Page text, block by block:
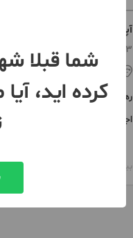
آپارتمان ۱۳۰ متر صفر
3 اتاق / طبقه 2 / ساخت 1398
اصفهان- رکن الدوله
رهن
580,000,000
اجاره
بیش از 12 ماه پیش
شما قبلا
کرده اید،